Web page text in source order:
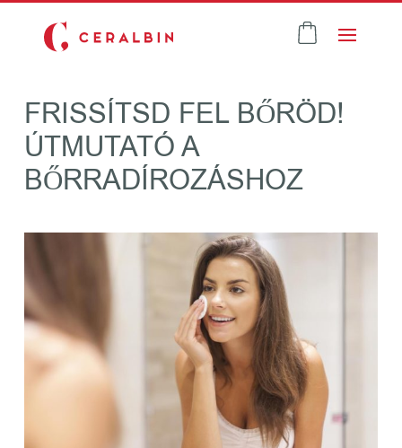
FRISSÍTSD FEL BŐRÖD!
ÚTMUTATÓ A
BŐRRADÍROZÁSHOZ